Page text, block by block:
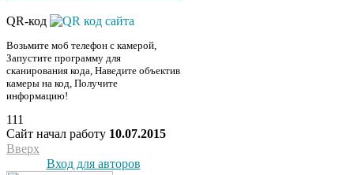
QR-код
Возьмите моб телефон с камерой,
Запустите программу для
сканирования кода, Наведите объектив
камеры на код, Получите
информацию!
111
Сайт начал работу 10.07.2015
Вверх
Вход для авторов